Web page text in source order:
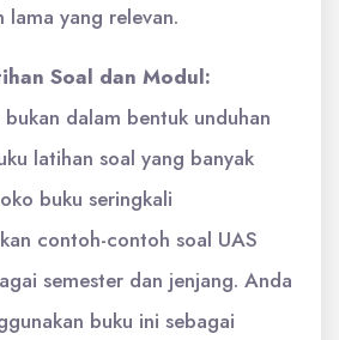
lama yang relevan.
Soal dan Modul:
bukan dalam bentuk unduhan
latihan soal yang banyak
buku seringkali
contoh-contoh soal UAS
semester dan jenjang. Anda
buku ini sebagai